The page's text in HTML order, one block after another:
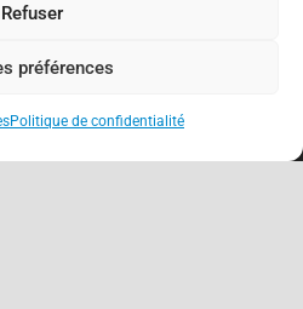
Refuser
préférences
Politique de confidentialité
nouveau rempart contre la